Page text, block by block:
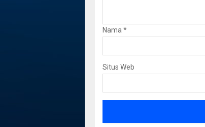
Nama *
Situs Web